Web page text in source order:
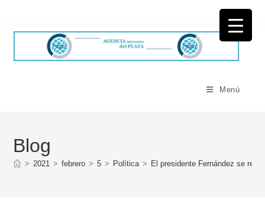
Menú
Blog
> 2021 > febrero > 5 > Política > El presidente Fernández se